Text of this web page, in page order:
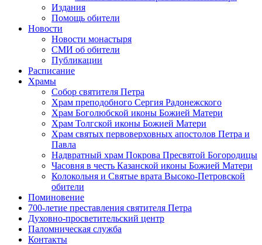
Издания
Помощь обители
Новости
Новости монастыря
СМИ об обители
Публикации
Расписание
Храмы
Собор святителя Петра
Храм преподобного Сергия Радонежского
Храм Боголюбской иконы Божией Матери
Храм Толгской иконы Божией Матери
Храм святых первоверховных апостолов Петра и
Павла
Надвратный храм Покрова Пресвятой Богородицы
Часовня в честь Казанской иконы Божией Матери
Колокольня и Святые врата Высоко-Петровской
обители
Поминовение
700-летие преставления святителя Петра
Духовно-просветительский центр
Паломническая служба
Контакты